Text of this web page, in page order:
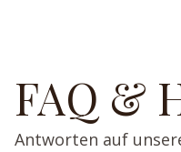
FAQ &
Antworten auf